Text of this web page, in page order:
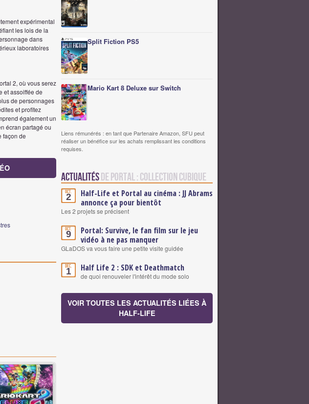
expérimental
les lois de la
dans
laboratoires
2, où vous serez
et assoiffée de
de personnages
et profitez
également un
écran partagé ou
façon de
Split Fiction PS5
Mario Kart 8 Deluxe sur Switch
Liens rémunérés : en tant que Partenaire Amazon, SFU peut
réaliser un bénéfice sur les achats remplissant les conditions
requises.
Actualitésde Portal : Collection Cubique
Oct.
2
Half-Life et Portal au cinéma : JJ Abrams
annonce ça pour bientôt
Les 2 projets se précisent
Oct.
9
Portal: Survive, le fan film sur le jeu
vidéo à ne pas manquer
GLaDOS va vous faire une petite visite guidée
Déc.
1 Half Life 2 : SDK et Deathmatch
de quoi renouveler l'intérêt du mode solo
VOIR TOUTES LES ACTUALITÉS LIÉES À
HALF-LIFE